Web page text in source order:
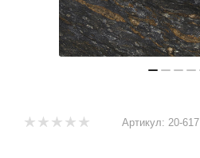
Артикул: 20-617